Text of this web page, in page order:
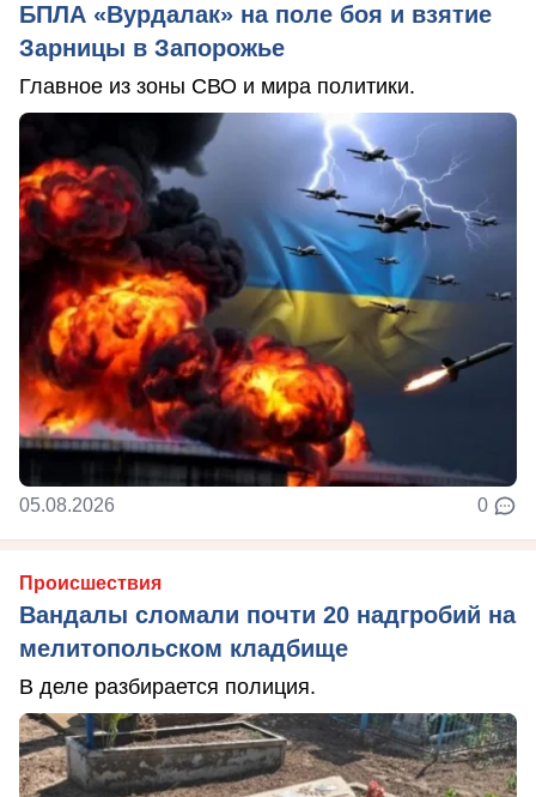
БПЛА «Вурдалак» на поле боя и взятие
Зарницы в Запорожье
Главное из зоны СВО и мира политики.
05.08.2026 0
Происшествия
Вандалы сломали почти 20 надгробий на
мелитопольском кладбище
В деле разбирается полиция.